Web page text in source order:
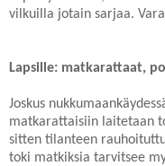
vilkuilla jotain sarjaa.
Lapsille: matkarattaat,
Joskus
matkarattaisiin laitetaan
sitten tilanteen
toki matkiksia tarvitsee